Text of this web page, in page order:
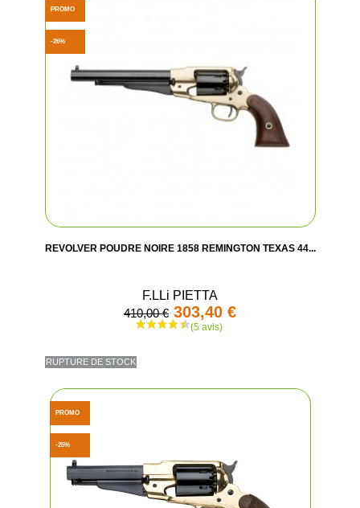
REVOLVER POUDRE NOIRE 1858 REMINGTON TEXAS 44...
F.LLi PIETTA
410,00 € 303,40 €
RUPTURE DE STOCK
PROMO
-26%
PROMO
-25%